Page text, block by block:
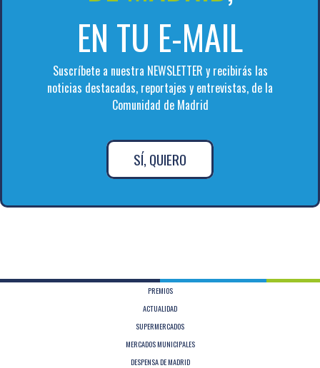
EN TU E-MAIL
Suscríbete a nuestra NEWSLETTER y recibirás las
noticias destacadas, reportajes y entrevistas, de la
Comunidad de Madrid
SÍ, QUIERO
PREMIOS
ACTUALIDAD
SUPERMERCADOS
MERCADOS MUNICIPALES
DESPENSA DE MADRID